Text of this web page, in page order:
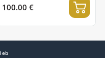
100.00 €